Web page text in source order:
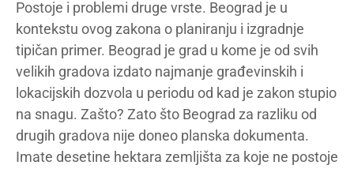
Postoje i problemi druge vrste. Beograd je u
kontekstu ovog zakona o planiranju i izgradnje
tipičan primer. Beograd je grad u kome je od svih
velikih gradova izdato najmanje građevinskih i
lokacijskih dozvola u periodu od kad je zakon stupio
na snagu. Zašto? Zato što Beograd za razliku od
drugih gradova nije doneo planska dokumenta.
Imate desetine hektara zemljišta za koje ne postoje